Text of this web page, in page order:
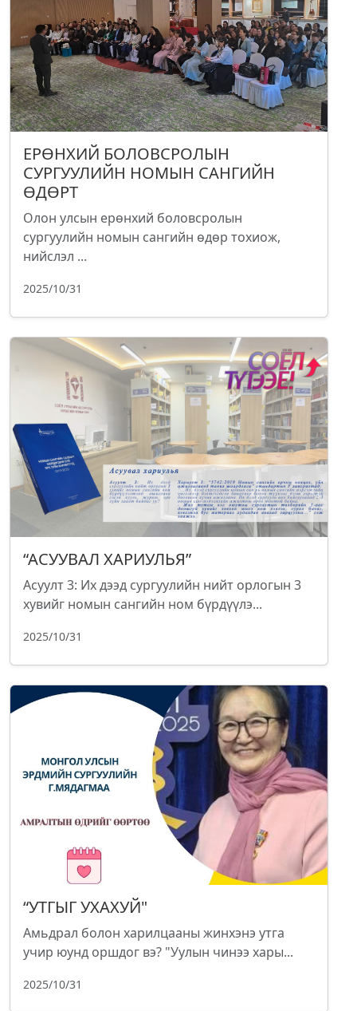
ЕРӨНХИЙ БОЛОВСРОЛЫН
СУРГУУЛИЙН НОМЫН САНГИЙН
ӨДӨРТ
Олон улсын ерөнхий боловсролын
сургуулийн номын сангийн өдөр тохиож,
нийслэл ...
2025/10/31
“АСУУВАЛ ХАРИУЛЬЯ”
Асуулт 3: Их дээд сургуулийн нийт орлогын 3
хувийг номын сангийн ном бүрдүүлэ...
2025/10/31
“УТГЫГ УХАХУЙ"
Амьдрал болон харилцааны жинхэнэ утга
учир юунд оршдог вэ? "Уулын чинээ хары...
2025/10/31